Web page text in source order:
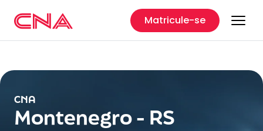
Matricule-se
CNA
Montenegro - RS